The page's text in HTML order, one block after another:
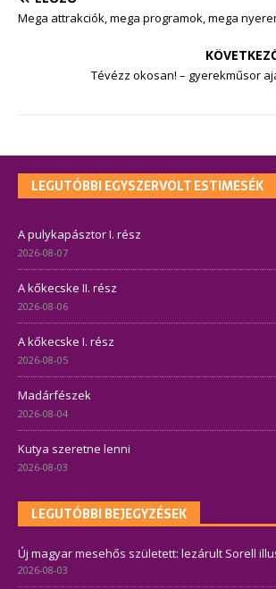
Mega attrakciók, mega programok, mega
Tévézz okosan! – gyerekműsor
LEGUTÓBBI EGYSZERVOLT ESTIMESÉK
A pulykapásztor I. rész
2026-08-07
A kőkecske II. rész
2026-08-06
A kőkecske I. rész
2026-08-05
Madárfészek
2026-08-04
Kutya szeretne lenni
2026-08-03
LEGUTÓBBI BEJEGYZÉSEK
Új magyar mesehős született: lezárult Sorell
2026-08-03